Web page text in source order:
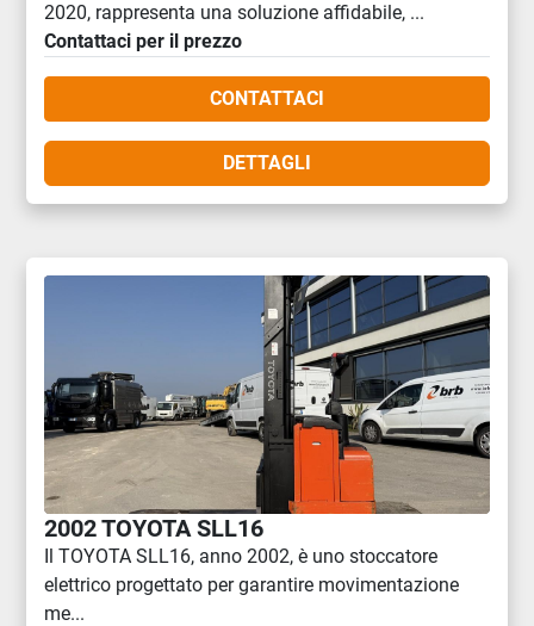
2020, rappresenta una soluzione affidabile, ...
Contattaci per il prezzo
CONTATTACI
DETTAGLI
2002 TOYOTA SLL16
Il TOYOTA SLL16, anno 2002, è uno stoccatore
elettrico progettato per garantire movimentazione
me...